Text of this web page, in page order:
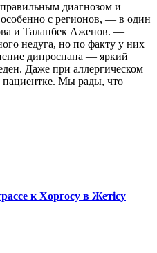
диагнозом и
с регионов, — в один
и Талапбек Аженов. —
недуга, но по факту у них
дипроспана — яркий
Даже при аллергическом
Мы рады, что
к Хоргосу в Жетісу